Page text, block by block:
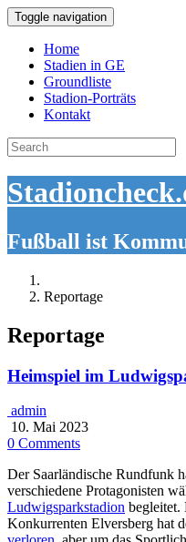
Toggle navigation
Home
Stadien in GE
Groundliste
Stadion-Porträts
Kontakt
Search
for:
Fußball ist
Reportage
Reportage
Heimspiel im
admin
10. Mai 2023
0 Comments
Der Saarländische Rundfunk
verschiedene Protagonisten
Ludwigsparkstadion begleitet.
Konkurrenten Elversberg hat